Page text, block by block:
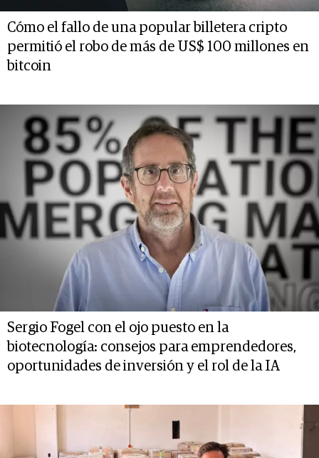
Cómo el fallo de una popular billetera cripto
permitió el robo de más de US$ 100 millones en
bitcoin
Sergio Fogel con el ojo puesto en la
biotecnología: consejos para emprendedores,
oportunidades de inversión y el rol de la IA